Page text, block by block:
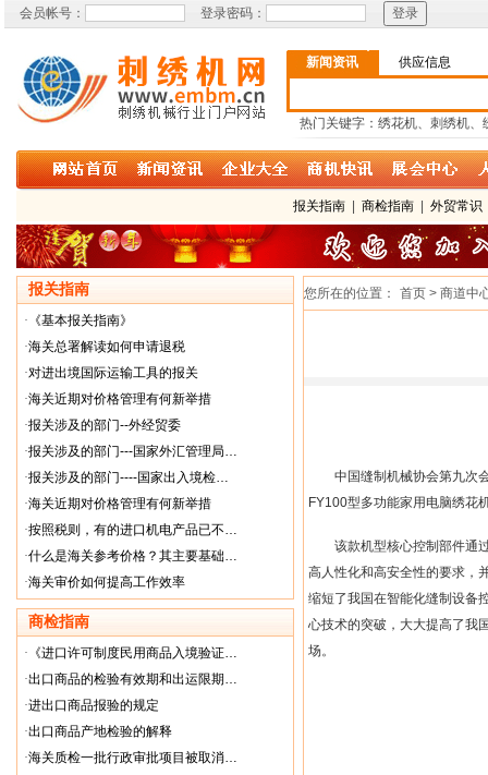
会员帐号： 登录密码：
新闻资讯 供应信息
热门关键字：绣花机、刺绣机、
报关指南 商检指南 外贸常识
报关指南
· 《基本报关指南》
·海关总署解读如何申请退税
·对进出境国际运输工具的报关
·海关近期对价格管理有何新举措
·报关涉及的部门--外经贸委
·报关涉及的部门---国家外汇管理局…
·报关涉及的部门----国家出入境检…
·海关近期对价格管理有何新举措
·按照税则，有的进口机电产品已不…
·什么是海关参考价格？其主要基础…
·海关审价如何提高工作效率
商检指南
· 《进口许可制度民用商品入境验证…
·出口商品的检验有效期和出运限期…
·进出口商品报验的规定
·出口商品产地检验的解释
·海关质检一批行政审批项目被取消…
您所在的位置： 首页 > 商道中
中国缝制机械协会第九次
FY100型多功能家用电脑绣花
该款机型核心控制部件通过
高人性化和高安全性的要求，
缩短了我国在智能化缝制设备
心技术的突破，大大提高了我
场。